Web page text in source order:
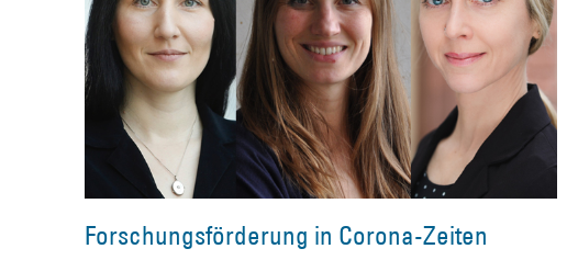
Forschungsförderung in Corona-Zeiten